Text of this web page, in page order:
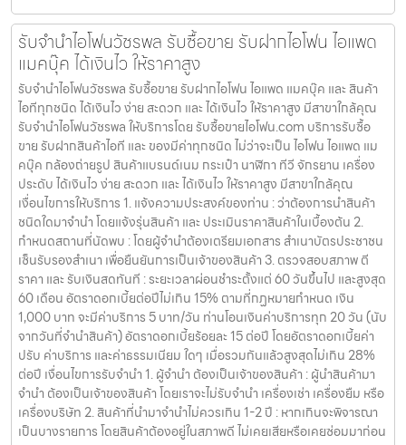
รับจำนำไอโฟนวัชรพล รับซื้อขาย รับฝากไอโฟน ไอแพด
แมคบุ๊ค ได้เงินไว ให้ราคาสูง
รับจำนำไอโฟนวัชรพล รับซื้อขาย รับฝากไอโฟน ไอแพด แมคบุ๊ค และ สินค้า
ไอทีทุกชนิด ได้เงินไว ง่าย สะดวก และ ได้เงินไว ให้ราคาสูง มีสาขาใกล้คุณ
รับจำนำไอโฟนวัชรพล ให้บริการโดย รับซื้อขายไอโฟน.com บริการรับซื้อ
ขาย รับฝากสินค้าไอที และ ของมีค่าทุกชนิด ไม่ว่าจะเป็น ไอโฟน ไอแพด แม
คบุ๊ค กล้องถ่ายรูป สินค้าแบรนด์เนม กระเป๋า นาฬิกา ทีวี จักรยาน เครื่อง
ประดับ ได้เงินไว ง่าย สะดวก และ ได้เงินไว ให้ราคาสูง มีสาขาใกล้คุณ
เงื่อนไขการให้บริการ 1. แจ้งความประสงค์ของท่าน : ว่าต้องการนำสินค้า
ชนิดใดมาจำนำ โดยแจ้งรุ่นสินค้า และ ประเมินราคาสินค้าในเบื้องต้น 2.
กำหนดสถานที่นัดพบ : โดยผู้จำนำต้องเตรียมเอกสาร สำเนาบัตรประชาชน
เซ็นรับรองสำเนา เพื่อยืนยันการเป็นเจ้าของสินค้า 3. ตรวจสอบสภาพ ตี
ราคา และ รับเงินสดทันที : ระยะเวลาผ่อนชำระตั้งแต่ 60 วันขึ้นไป และสูงสุด
60 เดือน อัตราดอกเบี้ยต่อปีไม่เกิน 15% ตามที่กฏหมายกำหนด เงิน
1,000 บาท จะมีค่าบริการ 5 บาท/วัน ท่านโอนเงินค่าบริการทุก 20 วัน (นับ
จากวันที่จำนำสินค้า) อัตราดอกเบี้ยร้อยละ 15 ต่อปี โดยอัตราดอกเบี้ยค่า
ปรับ ค่าบริการ และค่าธรรมเนียม ใดๆ เมื่อรวมกันแล้วสูงสุดไม่เกิน 28%
ต่อปี เงื่อนไขการรับจำนำ 1. ผู้จำนำ ต้องเป็นเจ้าของสินค้า : ผู้นำสินค้ามา
จำนำ ต้องเป็นเจ้าของสินค้า โดยเราจะไม่รับจำนำ เครื่องเช่า เครื่องยืม หรือ
เครื่องบริษัท 2. สินค้าที่นำมาจำนำไม่ควรเกิน 1-2 ปี : หากเกินจะพิจารณา
เป็นบางรายการ โดยสินค้าต้องอยู่ในสภาพดี ไม่เคยเสียหรือเคยซ่อมมาก่อน